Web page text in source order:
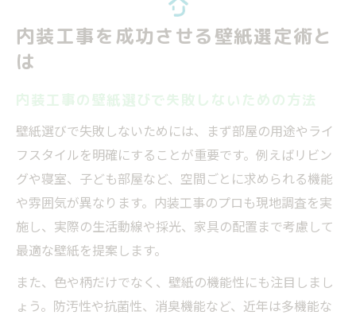
内装工事を成功させる壁紙選定術と
は
内装工事の壁紙選びで失敗しないための方法
壁紙選びで失敗しないためには、まず部屋の用途やライ
フスタイルを明確にすることが重要です。例えばリビン
グや寝室、子ども部屋など、空間ごとに求められる機能
や雰囲気が異なります。内装工事のプロも現地調査を実
施し、実際の生活動線や採光、家具の配置まで考慮して
最適な壁紙を提案します。
また、色や柄だけでなく、壁紙の機能性にも注目しまし
ょう。防汚性や抗菌性、消臭機能など、近年は多機能な